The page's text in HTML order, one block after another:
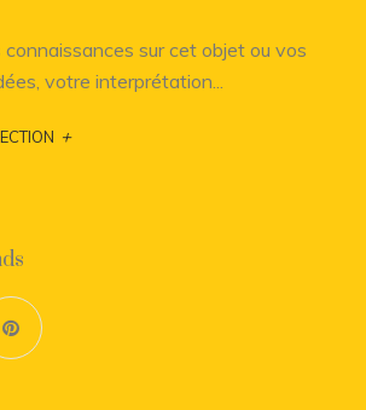
sur cet objet ou vos
votre interprétation...
+